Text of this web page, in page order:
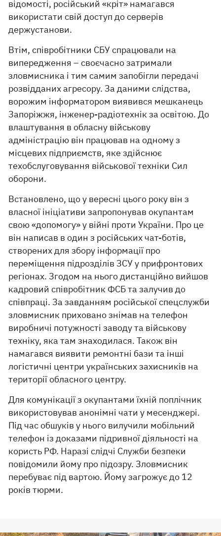
відомості, російський «кріт» намагався
використати свій доступ до серверів
держустанови.
Втім, співробітники СБУ спрацювали на
випередження – своєчасно затримали
зловмисника і тим самим запобігли передачі
розвідданих агресору. За даними слідства,
ворожим інформатором виявився мешканець
Запоріжжя, інженер-радіотехнік за освітою. До
влаштування в обласну військову
адміністрацію він працював на одному з
місцевих підприємств, яке здійснює
техобслуговування військової техніки Сил
оборони.
Встановлено, що у вересні цього року він з
власної ініціативи запропонував окупантам
свою «допомогу» у війні проти України. Про це
він написав в один з російських чат-ботів,
створених для збору інформації про
переміщення підрозділів ЗСУ у прифронтових
регіонах. Згодом на нього дистанційно вийшов
кадровий співробітник ФСБ та залучив до
співпраці. За завданням російської спецслужби
зловмисник приховано знімав на телефон
виробничі потужності заводу та військову
техніку, яка там знаходилася. Також він
намагався виявити ремонтні бази та інші
логістичні центри українських захисників на
території обласного центру.
Для комунікації з окупантами їхній поплічник
використовував анонімні чати у месенджері.
Під час обшуків у нього вилучили мобільний
телефон із доказами підривної діяльності на
користь РФ. Наразі слідчі Служби безпеки
повідомили йому про підозру. Зловмисник
перебуває під вартою. Йому загрожує до 12
років тюрми.